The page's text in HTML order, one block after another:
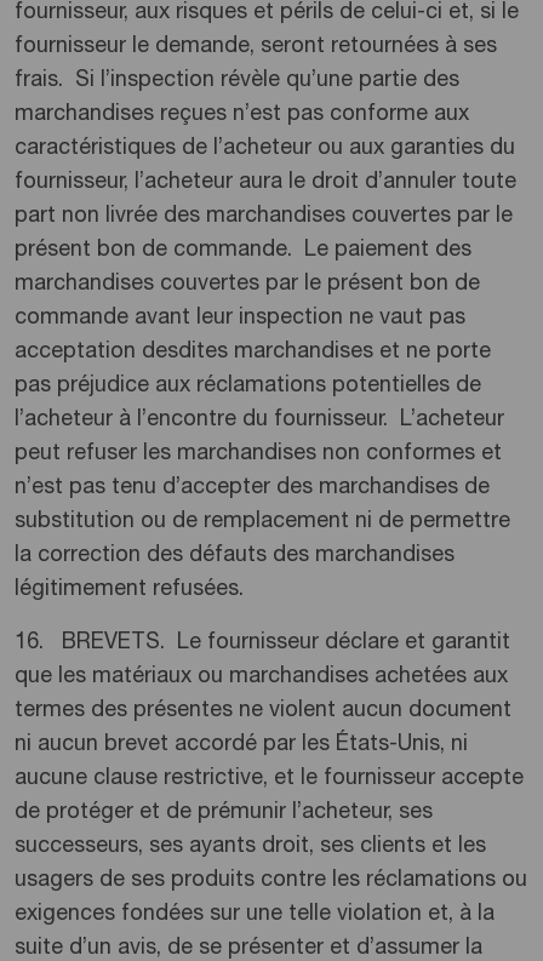
fournisseur, aux risques et périls de celui-ci et, si le
fournisseur le demande, seront retournées à ses
frais. Si l’inspection révèle qu’une partie des
marchandises reçues n’est pas conforme aux
caractéristiques de l’acheteur ou aux garanties du
fournisseur, l’acheteur aura le droit d’annuler toute
part non livrée des marchandises couvertes par le
présent bon de commande. Le paiement des
marchandises couvertes par le présent bon de
commande avant leur inspection ne vaut pas
acceptation desdites marchandises et ne porte
pas préjudice aux réclamations potentielles de
l’acheteur à l’encontre du fournisseur. L’acheteur
peut refuser les marchandises non conformes et
n’est pas tenu d’accepter des marchandises de
substitution ou de remplacement ni de permettre
la correction des défauts des marchandises
légitimement refusées.
16. BREVETS. Le fournisseur déclare et garantit
que les matériaux ou marchandises achetées aux
termes des présentes ne violent aucun document
ni aucun brevet accordé par les États-Unis, ni
aucune clause restrictive, et le fournisseur accepte
de protéger et de prémunir l’acheteur, ses
successeurs, ses ayants droit, ses clients et les
usagers de ses produits contre les réclamations ou
exigences fondées sur une telle violation et, à la
suite d’un avis, de se présenter et d’assumer la